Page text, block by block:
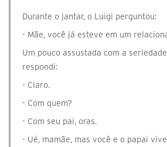
Durante o jantar, o Luigi perguntou:
- Mãe, você já esteve em um
Um pouco assustada com a
respondi:
- Claro.
- Com quem?
- Com seu pai, oras.
- Ué, mamãe, mas você e o papai